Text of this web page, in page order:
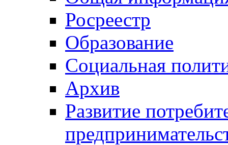
Росреестр
Образование
Социальная
Архив
Развитие